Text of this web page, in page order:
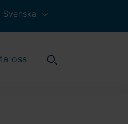
Svenska
oss